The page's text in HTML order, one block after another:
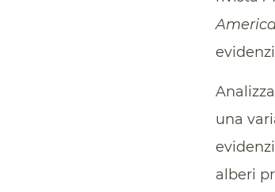
una
alberi